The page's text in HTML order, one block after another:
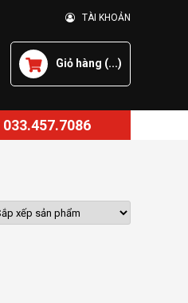
TÀI KHOẢN
Giỏ hàng (...)
033.457.7086